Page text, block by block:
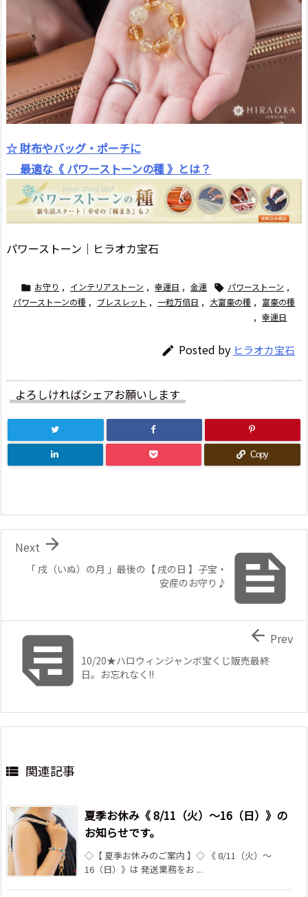
☆ 財布やバッグ・ポーチに
最適な《 パワーストーンの種 》とは？
パワーストーン｜ヒラオカ宝石
 お守り , インテリアストーン , 幸運日 , 金運  パワーストーン ,
パワーストーンの種 , ブレスレット , 一粒万倍日 , 大富豪の種 , 富豪の種
, 幸運日
 Posted by ヒラオカ宝石
よろしければシェアお願いします
Copy

「 戌（いぬ）の月 」最後の【 戌の日 】子宝・
安産のお守り♪

Next
10/20★ハロウィンジャンボ宝くじ販売最終
日。お忘れなく!!
 Prev
 関連記事
夏季お休み《 8/11（火）～16（日）》の
お知らせです。
◇【 夏季お休みのご案内 】◇ 《 8/11（火）～
16（日）》は 発送業務をお ...